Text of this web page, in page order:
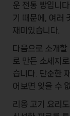
운 전통 빵입니
기 때문에, 여러
재미있습니다.
다음으로 소개할
로 만든 소세지
습니다. 단순한
어보면 잊을 수
리옹 고기 요리